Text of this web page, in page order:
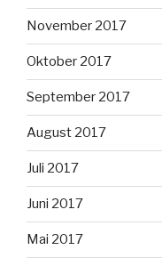
November 2017
Oktober 2017
September 2017
August 2017
Juli 2017
Juni 2017
Mai 2017